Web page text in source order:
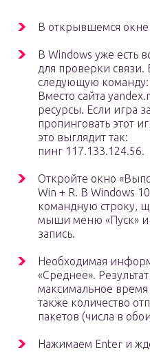
В открывшемся
В Windows уже есть
для проверки связи.
следующую команду:
Вместо сайта
ресурсы. Если игра
пропинговать этот
это выглядит так:
пинг 117.133.124.56.
Откройте окно
Win + R. В Windows
командную строку,
мыши меню «Пуск» и
запись.
Необходимая
«Среднее».
максимальное
также количество
пакетов (числа в
Нажимаем Enter и